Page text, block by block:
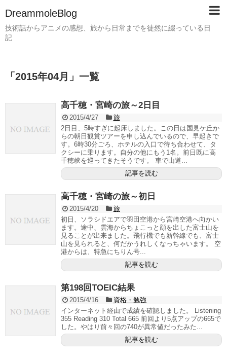
DreammoleBlog
技術話からアニメの感想、旅から日常までを徒然に綴っている日
記
「 2015年04月 」 一覧
高千穂・宮崎の旅～2日目
2015/4/27
旅
2日目、5時すぎに起床しました。この日は国見ケ丘か
らの朝日観賞ツアーを申し込んでいるので、早起きで
す。6時30分ごろ、ホテルの入口で待ち合わせて、タ
クシーに乗ります。自分の他にもう1名。前日既に高
千穂峡を巡ってきたそうです。 車で山道...
記事を読む
高千穂・宮崎の旅～初日
2015/4/20
旅
初日、ソラシドエアで羽田空港から宮崎空港へ向かい
ます。途中、雲海からちょこっと顔を出した富士山を
見ることが出来ました。飛行機でも新幹線でも、富士
山を見られると、何だかうれしくなっちゃいます。 空
港からは、特急にちりん号...
記事を読む
第198回TOEIC結果
2015/4/16
資格・勉強
インターネット経由で成績を確認しました。 Listening
355 Reading 310 Total 665 前回より5点アップの665で
した。やはり前々回の740が異常値だったみた...
記事を読む